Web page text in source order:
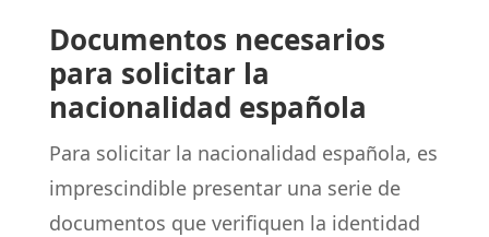
Documentos necesarios
para solicitar la
nacionalidad española
Para solicitar la nacionalidad española, es
imprescindible presentar una serie de
documentos que verifiquen la identidad